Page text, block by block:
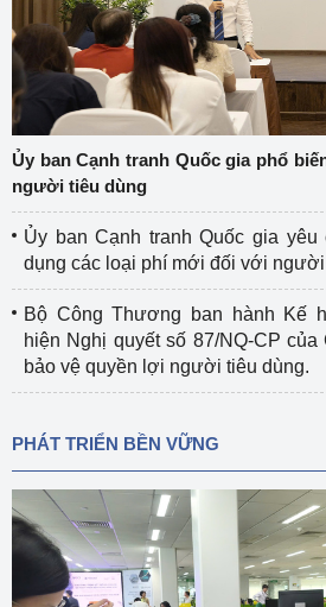
Ủy ban Cạnh tranh Quốc gia phổ
người tiêu dùng
Ủy ban Cạnh tranh Quốc gia yêu
dụng các loại phí mới đối với
Bộ Công Thương ban hành Kế
hiện Nghị quyết số 87/NQ-CP
bảo vệ quyền lợi người tiêu dùng.
PHÁT TRIỂN BỀN VỮNG